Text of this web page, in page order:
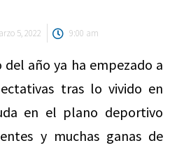
5, 2022 9:00 am
año ya ha empezado a
tras lo vivido en
en el plano deportivo
y muchas ganas de